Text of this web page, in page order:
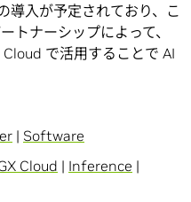
導入が予定されており、こ
トナーシップによって、
で活用することで AI
| Software
Cloud | Inference |